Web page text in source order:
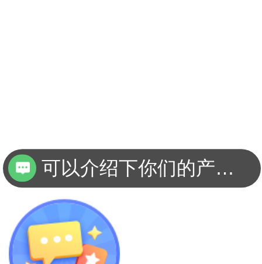
可以介绍下你们的产品么